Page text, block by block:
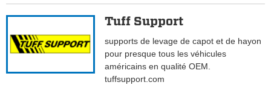
Tuff Support
supports de levage de capot et de hayon
pour presque tous les véhicules
américains en qualité OEM.
tuffsupport.com